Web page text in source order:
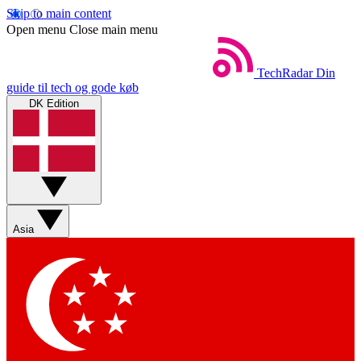
Skip to main content
Open menu Close main menu
TechRadar Din
guide til tech og gode køb
DK Edition
Asia